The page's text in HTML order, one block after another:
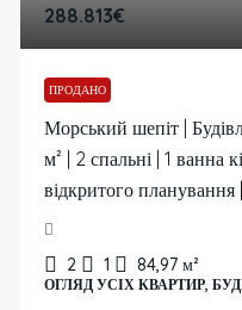
288.813€
ПРОДАНО
Морський шепіт |
м² | 2 спальні | 1 ванна
відкритого планування
2 1 84,97 м²
ОГЛЯД УСІХ КВАРТИР,